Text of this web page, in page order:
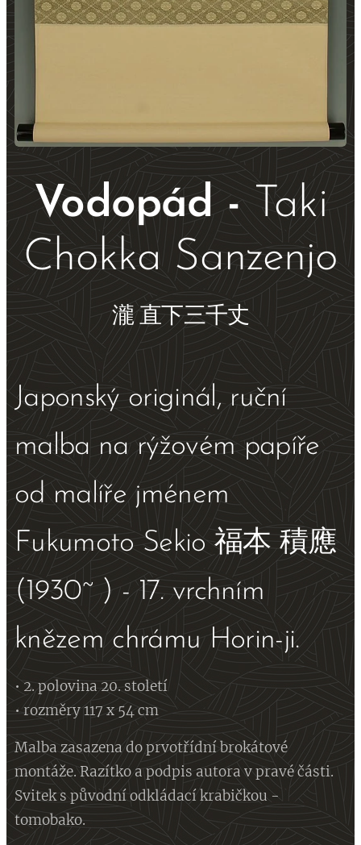
Vodopád - Taki
Chokka Sanzenjo
瀧 直下三千丈
Japonský originál, ruční
malba na rýžovém papíře
od malíře jménem
Fukumoto Sekio 福本 積應
(1930~ ) - 17. vrchním
knězem chrámu Horin-ji.
• 2. polovina 20. století
• rozměry 117 x 54 cm
Malba zasazena do prvotřídní brokátové
montáže. Razítko a podpis autora v pravé části.
Svitek s původní odkládací krabičkou -
tomobako.